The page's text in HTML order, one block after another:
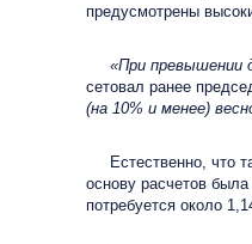
предусмотрены
«При превышении
сетовал ранее
(на 10% и менее)
Естественно, что
основу расчетов
потребуется около